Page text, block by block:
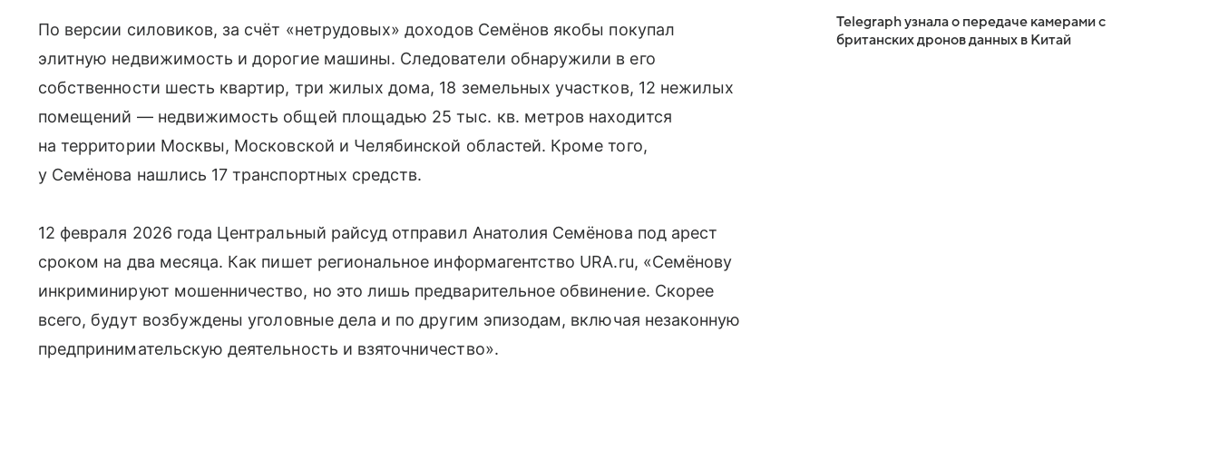
По версии силовиков, за счёт «нетрудовых» доходов Семёнов якобы покупал
элитную недвижимость и дорогие машины. Следователи обнаружили в его
собственности шесть квартир, три жилых дома, 18 земельных участков, 12 нежилых
помещений — недвижимость общей площадью 25 тыс. кв. метров находится
на территории Москвы, Московской и Челябинской областей. Кроме того,
у Семёнова нашлись 17 транспортных средств.
12 февраля 2026 года Центральный райсуд отправил Анатолия Семёнова под арест
сроком на два месяца. Как пишет региональное информагентство URA.ru, «Семёнову
инкриминируют мошенничество, но это лишь предварительное обвинение. Скорее
всего, будут возбуждены уголовные дела и по другим эпизодам, включая незаконную
предпринимательскую деятельность и взяточничество».
Telegraph узнала о передаче камерами с
британских дронов данных в Китай